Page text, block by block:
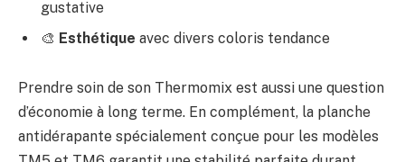
gustative
🎨 Esthétique avec divers coloris tendance
Prendre soin de son Thermomix est aussi une question
d’économie à long terme. En complément, la planche
antidérapante spécialement conçue pour les modèles